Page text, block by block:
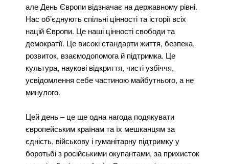
але День Європи відзначає на державному рівні.
Нас об’єднують спільні цінності та історії всіх
націй Європи. Це наші цінності свободи та
демократії. Це високі стандарти життя, безпека,
розвиток, взаємодопомога й підтримка. Це
культура, наукові відкриття, чисті узбіччя,
усвідомлення себе частиною майбутнього, а не
минулого.
Цей день – це ще одна нагода подякувати
європейським країнам та їх мешканцям за
єдність, військову і гуманітарну підтримку у
боротьбі з російськими окупантами, за прихисток